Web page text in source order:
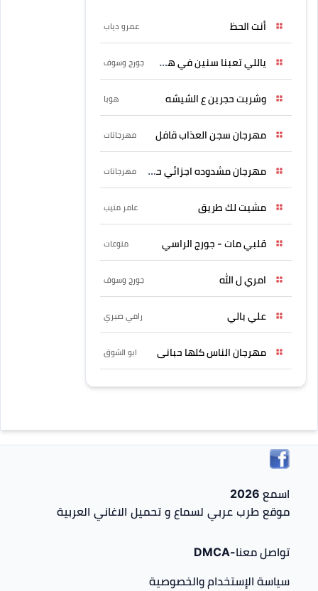
أنت الحظ عمرو دياب
ياللي تعبنا سنين في هواه جورج وسوف
وشربت حجرين ع الشيشه هوبا
مهرجان سجن العذاب قافل مهرجانات
مهرجان مشدوده اجزائي حربونى مهرجانات
مشيت لك طريق عامر منيب
قلبي مات - جورج الراسي منوعات
امري ل الله جورج وسوف
علي بالي رامي صبري
مهرجان الناس كلها حبانى ابو الشوق
اسمع 2026
موقع طرب عربي لسماع و تحميل الاغاني العربية
تواصل معنا-DMCA
سياسة الإستخدام والخصوصية